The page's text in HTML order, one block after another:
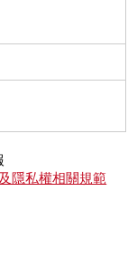
隱私權相關規範